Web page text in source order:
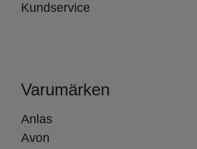
Kundservice
Varumärken
Anlas
Avon